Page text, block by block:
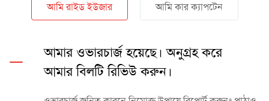
আমি রাইড ইউজার আমি কার ক্যাপটেন
আমার ওভারচার্জ হয়েছে। অনুগ্রহ করে
আমার বিলটি রিভিউ করুন।